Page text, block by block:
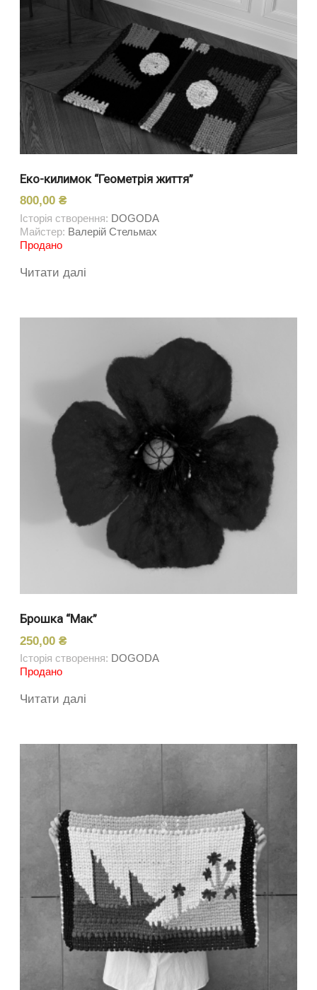
Еко-килимок “Геометрія життя”
800,00₴
Історія створення: DOGODA
Майстер: Валерій Стельмах
Продано
Читати далі
Брошка “Мак”
250,00₴
Історія створення: DOGODA
Продано
Читати далі